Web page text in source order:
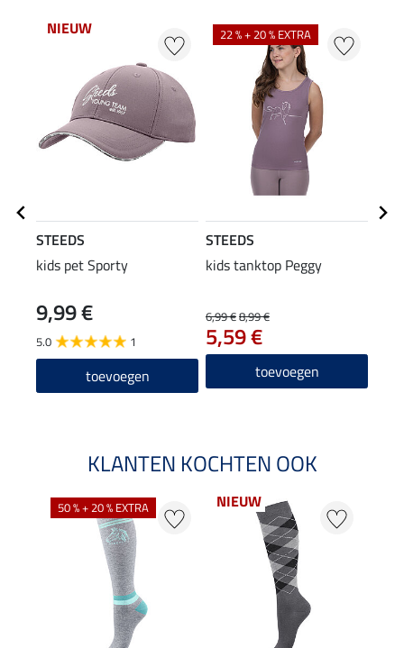
NIEUW
STEEDS
kids pet Sporty
9,99 €
5.0 1
toevoegen
22 % + 20 % EXTRA
STEEDS
kids tanktop Peggy
6,99 €8,99 €
5,59 €
toevoegen
KLANTEN KOCHTEN OOK
50 % + 20 % EXTRA NIEUW